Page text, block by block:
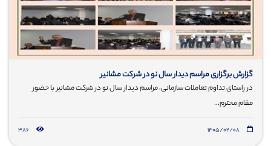
گزارش برگزاری مراسم دیدار سال نو در شرکت مشانیر
در راستای تداوم تعاملات سازمانی، مراسم دیدار سال نو در شرکت مشانیر با حضور
مقام محترم...
۱۴۰۵/۰۲/۰۸ 386